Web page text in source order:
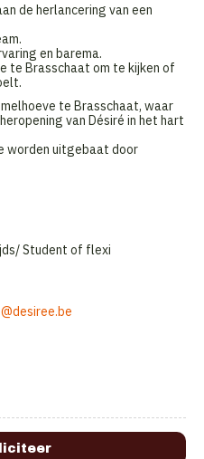
de herlancering van een
en barema.
te Brasschaat om te kijken of
te Brasschaat, waar
van Désiré in het hart
worden uitgebaat door
Student of flexi